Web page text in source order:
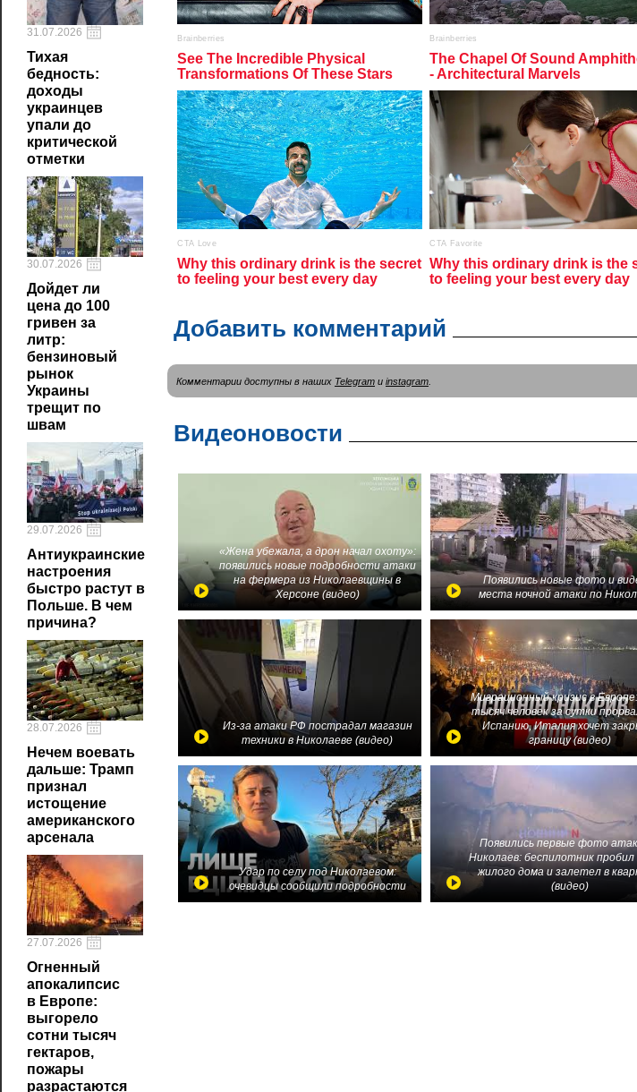
31.07.2026
Тихая
бедность:
доходы
украинцев
упали до
критической
отметки
30.07.2026
Дойдет ли
цена до 100
гривен за
литр:
бензиновый
рынок
Украины
трещит по
швам
29.07.2026
Антиукраинские
настроения
быстро растут в
Польше. В чем
причина?
28.07.2026
Нечем воевать
дальше: Трамп
признал
истощение
американского
арсенала
27.07.2026
Огненный
апокалипсис
в Европе:
выгорело
сотни тысяч
гектаров,
пожары
разрастаются
Добавить комментарий
Комментарии доступны в наших Telegram и instagram
Видеоновости
«Жена убежала, а дрон начал охоту»:
появились новые подробности атаки
на фермера из Николаевщины в
Херсоне (видео)
Появились новые фото и
места ночной атаки по
Из-за атаки РФ пострадал магазин
техники в Николаеве (видео)
Миграционный кризис в
тысяч человек за сутки
Испанию, Италия хочет
границу (видео)
Удар по селу под Николаевом:
очевидцы сообщили подробности
Появились первые фото
Николаев: беспилотник
жилого дома и залетел в
(видео)